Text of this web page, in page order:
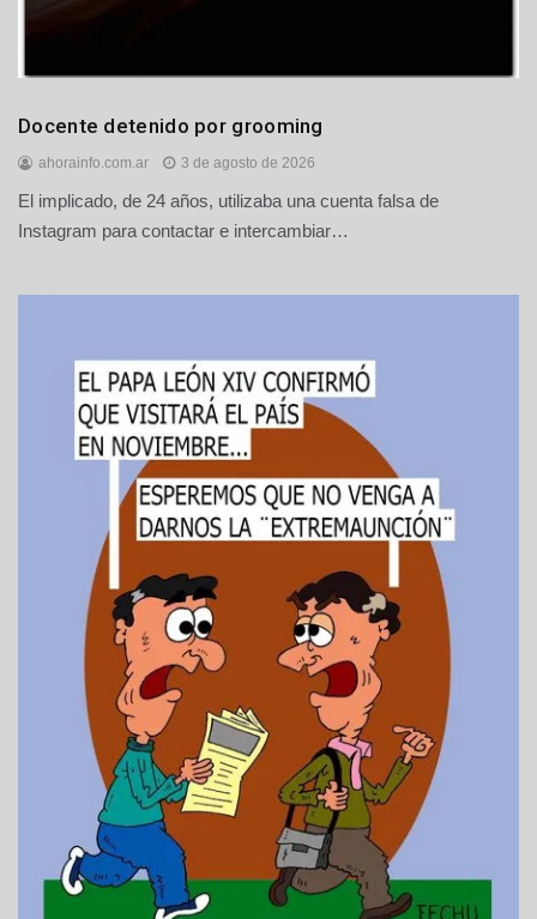
Regionales
Docente detenido por grooming
ahorainfo.com.ar 3 de agosto de 2026
El implicado, de 24 años, utilizaba una cuenta falsa de
Instagram para contactar e intercambiar…